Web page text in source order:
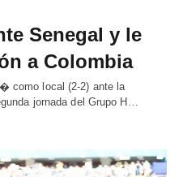
Senegal y le
a Colombia
como local (2-2) ante la
jornada del Grupo H…